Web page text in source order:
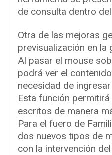
de consulta dentro
Otra de las mejoras
previsualización en la
Al pasar el mouse
podrá ver el
necesidad de
Esta función
escritos de manera
Para el fuero de
dos nuevos tipos de
con la intervención